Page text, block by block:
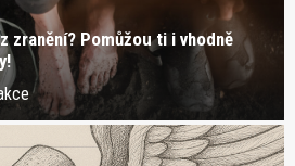
zranění? Pomůžou ti i vhodně